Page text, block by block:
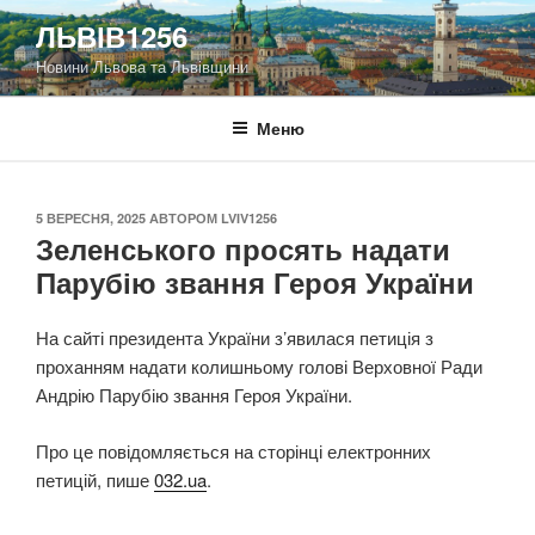
Перейти
до
вмісту
ЛЬВІВ1256
Новини Львова та Львівщини
Меню
ОПУБЛІКОВАНО
5 ВЕРЕСНЯ, 2025 АВТОРОМ LVIV1256
Зеленського просять надати
Парубію звання Героя України
На сайті президента України з’явилася петиція з
проханням надати колишньому голові Верховної Ради
Андрію Парубію звання Героя України.
Про це повідомляється на сторінці електронних
петицій, пише032.ua.